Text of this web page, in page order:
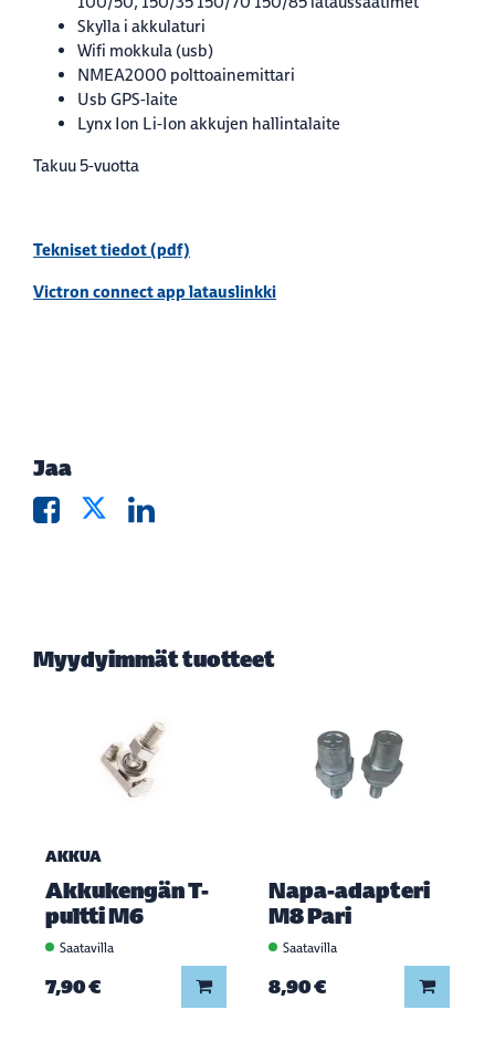
Skylla i akkulaturi
Wifi mokkula (usb)
NMEA2000 polttoainemittari
Usb GPS-laite
Lynx Ion Li-Ion akkujen hallintalaite
Takuu 5-vuotta
Tekniset tiedot (pdf)
Victron connect app latauslinkki
Jaa
Myydyimmät tuotteet
AKKUA
Akkukengän T-
pultti M6
Saatavilla
7,90 € Lisää koriin
Napa-adapteri
M8 Pari
Saatavilla
8,90 € Lisää